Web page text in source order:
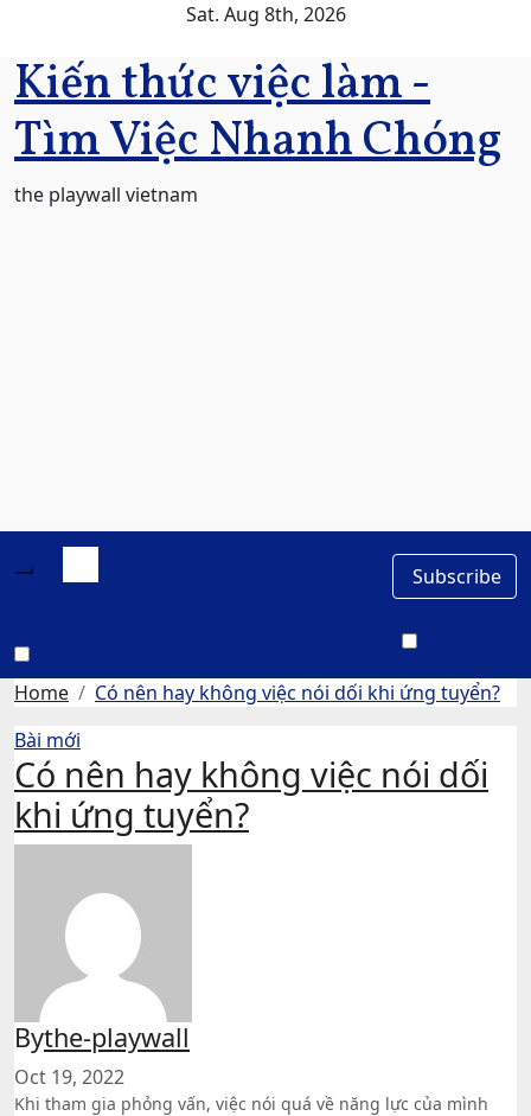
content
Sat. Aug 8th, 2026
Kiến thức việc làm -
Tìm Việc Nhanh Chóng
the playwall vietnam
Subscribe
Home
Có nên hay không việc nói dối khi ứng tuyển?
Bài mới
Có nên hay không việc nói dối
khi ứng tuyển?
Bythe-playwall
Oct 19, 2022
Khi tham gia phỏng vấn, việc nói quá về năng lực của mình